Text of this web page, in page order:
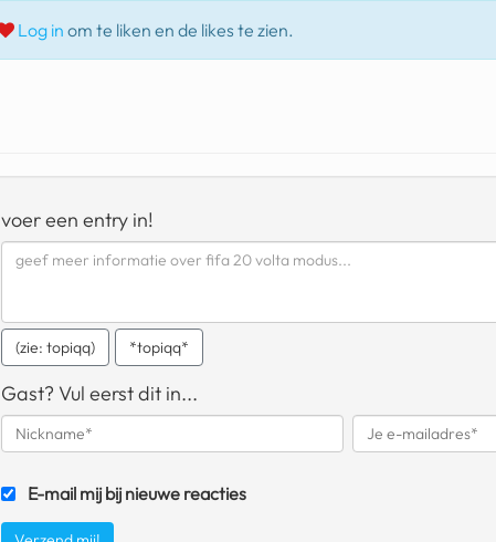
Log in om te liken en de likes te zien.
voer een entry in!
(zie: topiqq) *topiqq*
Gast? Vul eerst dit in...
E-mail mij bij nieuwe reacties